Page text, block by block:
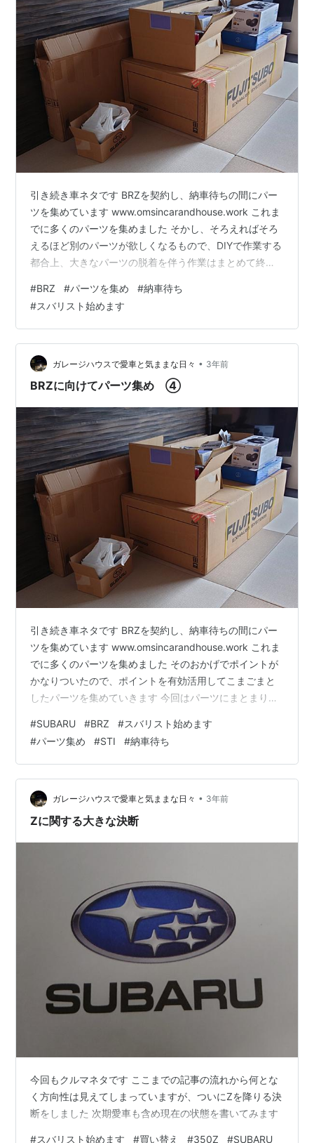
引き続き車ネタです BRZを契約し、納車待ちの間にパー
ツを集めています www.omsincarandhouse.work これま
でに多くのパーツを集めました そかし、そろえればそろ
えるほど別のパーツが欲しくなるもので、DIYで作業する
都合上、大きなパーツの脱着を伴う作業はまとめて終わ
注してしまいました 今回はそれらのまとめです HKS エ
アインテークダクト TRUST 純正交換タイプエアフィル
ター 汎用 バンパーアルミメッシュグリル CUSCO ブレー
キペダル補強プレート CUSCO ブレーキマスターストッ
パー まとめ
#BRZ #パーツを集め #納車待ち
#スバリスト始めます
ガレージハウスで愛車と気ままな日々 • 3年前
BRZに向けてパーツ集め ④
引き続き車ネタです BRZを契約し、納車待ちの間にパー
ツを集めています www.omsincarandhouse.work これま
でに多くのパーツを集めました そのおかげでポイントが
かなりついたので、ポイントを有効活用してこまごまと
したパーツを集めていきます 今回はパーツにまとまりが
取り出しハーネス STI オイルフィラーキャップ STI エア
バルブキャップ シルバー STI フューエルキャップオーナ
メント STI ケーブルフック シートベルトパッド STI エア
ロスタビライジングカバー エーモン 3連フラットLED 青
エーモン LED…
#SUBARU #BRZ #スバリスト始めます
#パーツ集め #STI #納車待ち
ガレージハウスで愛車と気ままな日々 • 3年前
Zに関する大きな決断
今回もクルマネタです ここまでの記事の流れから何とな
く方向性は見えてしまっていますが、ついにZを降りる決
断をしました 次期愛車も含め現在の状態を書いてみます
#スバリスト始めます #買い替え #350Z #SUBARU